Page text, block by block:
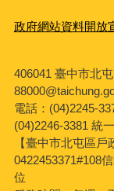
政府網站資料開放
406041 臺中市北
電話：(04)2245-
(04)2246-3381 統
【臺中市北屯區戶
0422453371#108
位